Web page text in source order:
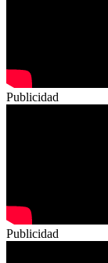
Publicidad
Publicidad